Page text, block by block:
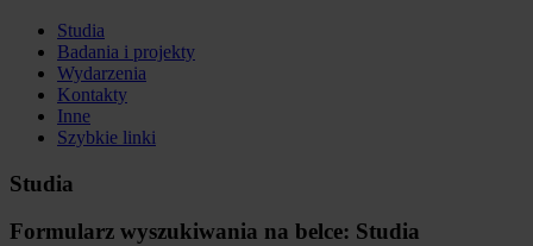
Studia
Badania i projekty
Wydarzenia
Kontakty
Inne
Szybkie linki
Studia
Formularz wyszukiwania na belce: Studia